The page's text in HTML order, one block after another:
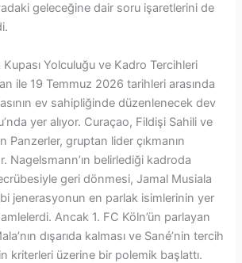
geleceğine dair soru işaretlerini de
Yolculuğu ve Kadro Tercihleri
ile 19 Temmuz 2026 tarihleri arasında
ev sahipliğinde düzenlenecek dev
yer alıyor. Curaçao, Fildişi Sahili ve
Panzerler, gruptan lider çıkmanın
Nagelsmann’ın belirlediği kadroda
geri dönmesi, Jamal Musiala
jenerasyonun en parlak isimlerinin yer
Ancak 1. FC Köln’ün parlayan
dışarıda kalması ve Sané’nin tercih
kriterleri üzerine bir polemik başlattı.